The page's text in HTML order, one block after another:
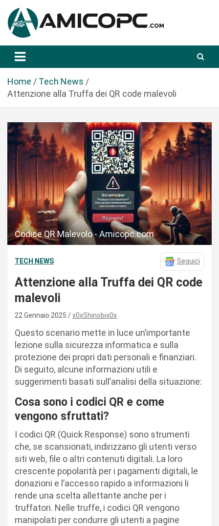
a
Amicopc.com
Home
Tech News
Attenzione alla Truffa dei QR code malevoli
Codice QR Malevolo - Amicopc.com
TECH NEWS Seguici
Attenzione alla Truffa dei QR code
malevoli
22 Gennaio 2025 x0xShinobix0x
Questo scenario mette in luce un’importante
lezione sulla sicurezza informatica e sulla
protezione dei propri dati personali e finanziari.
Di seguito, alcune informazioni utili e
suggerimenti basati sull’analisi della situazione:
Cosa sono i codici QR e come
vengono sfruttati?
I codici QR (Quick Response) sono strumenti
che, se scansionati, indirizzano gli utenti verso
siti web, file o altri contenuti digitali. La loro
crescente popolarità per i pagamenti digitali, le
donazioni e l’accesso rapido a informazioni li
rende una scelta allettante anche per i
truffatori. Nelle truffe, i codici QR vengono
manipolati per condurre gli utenti a pagine